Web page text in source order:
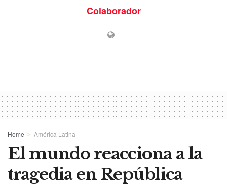
Colaborador
Home América Latina
El mundo reacciona a la
tragedia en República